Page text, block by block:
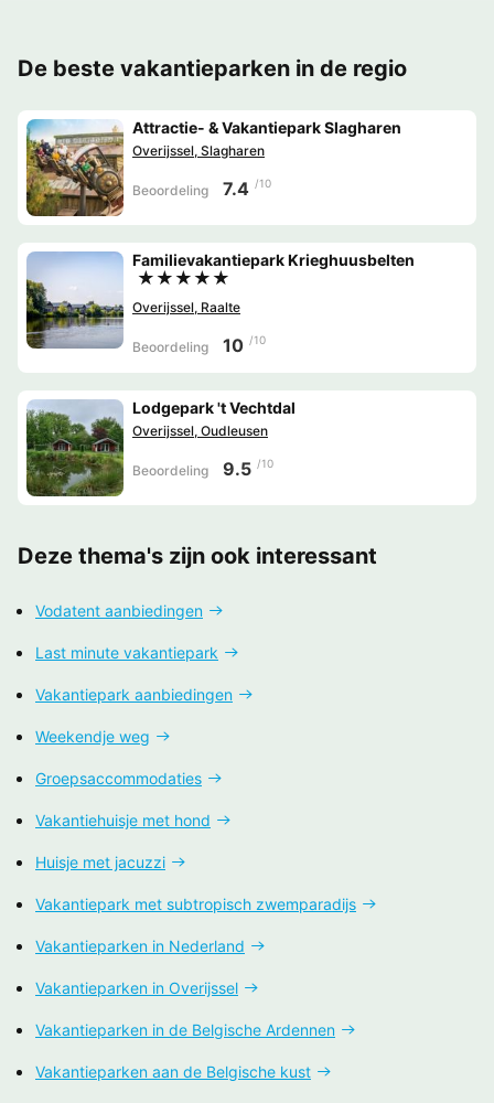
De beste vakantieparken in de regio
Attractie- & Vakantiepark Slagharen
Overijssel, Slagharen
Beoordeling 7.4 /10
Familievakantiepark Krieghuusbelten
★★★★★
Overijssel, Raalte
Beoordeling 10 /10
Lodgepark 't Vechtdal
Overijssel, Oudleusen
Beoordeling 9.5 /10
Deze thema's zijn ook interessant
Vodatent aanbiedingen
Last minute vakantiepark
Vakantiepark aanbiedingen
Weekendje weg
Groepsaccommodaties
Vakantiehuisje met hond
Huisje met jacuzzi
Vakantiepark met subtropisch zwemparadijs
Vakantieparken in Nederland
Vakantieparken in Overijssel
Vakantieparken in de Belgische Ardennen
Vakantieparken aan de Belgische kust